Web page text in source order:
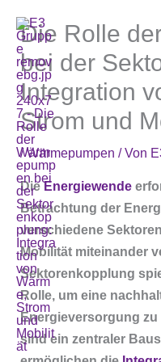
Inhalt
springen
Die Rolle
bei der
Integration
Strom und
/Wärmepumpen / Von
DieEnergiewende
Betrachtung der
verschiedene
Mobilität miteinander
Sektorenkopplung
Rolle, um eine
Energieversorgung
sind ein zentraler